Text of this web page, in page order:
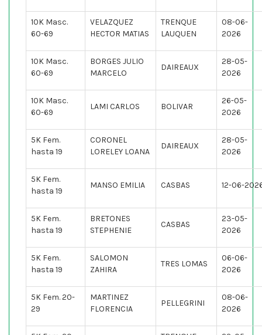
10K Masc.
60-69
VELAZQUEZ
HECTOR MATIAS
TRENQUE
LAUQUEN
08-06-
2026
10K Masc.
60-69
BORGES JULIO
MARCELO
DAIREAUX
28-05-
2026
10K Masc.
60-69
LAMI CARLOS BOLIVAR
26-05-
2026
5K Fem.
hasta 19
CORONEL
LORELEY LOANA
DAIREAUX
28-05-
2026
5K Fem.
hasta 19
MANSO EMILIA CASBAS 12-06-
5K Fem.
hasta 19
BRETONES
STEPHENIE
CASBAS
23-05-
2026
5K Fem.
hasta 19
SALOMON
ZAHIRA
TRES LOMAS
06-06-
2026
5K Fem. 20-
29
MARTINEZ
FLORENCIA
PELLEGRINI
08-06-
2026